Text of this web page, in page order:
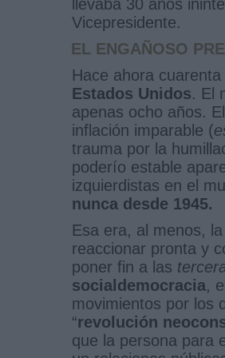
llevaba 30 años
Vicepresidente.
EL ENGAÑOSO
Hace ahora
Estados Unidos. El
apenas ocho años.
inflación imparable (
trauma por la
poderío estable
izquierdistas en el
nunca desde 1945.
Esa era, al menos,
reaccionar pronta y
poner fin a las
socialdemocracia,
movimientos por los
“revolución
que la persona para